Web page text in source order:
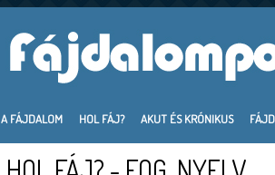
A FÁJDALOM HOL FÁJ? AKUT ÉS KRÓNIKUS